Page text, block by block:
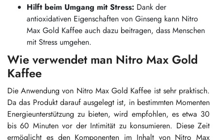
Hilft beim Umgang mit Stress: Dank der
antioxidativen Eigenschaften von Ginseng kann Nitro
Max Gold Kaffee auch dazu beitragen, dass Menschen
mit Stress umgehen.
Wie verwendet man Nitro Max Gold
Kaffee
Die Anwendung von Nitro Max Gold Kaffee ist sehr praktisch.
Da das Produkt darauf ausgelegt ist, in bestimmten Momenten
Energieunterstützung zu bieten, wird empfohlen, es etwa 30
bis 60 Minuten vor der Intimität zu konsumieren. Diese Zeit
ermöglicht es den Komponenten im Inhalt von Nitro Max